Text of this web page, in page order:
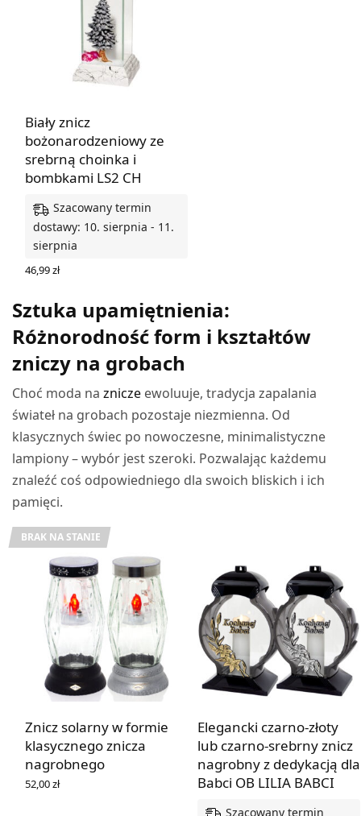
Biały znicz
bożonarodzeniowy ze
srebrną choinka i
bombkami LS2 CH
Szacowany termin
dostawy: 10. sierpnia - 11.
sierpnia
46,99zł
Sztuka upamiętnienia:
Różnorodność form i kształtów
zniczy na grobach
Choć moda naznicze ewoluuje, tradycja zapalania
świateł na grobach pozostaje niezmienna. Od
klasycznych świec po nowoczesne, minimalistyczne
lampiony – wybór jest szeroki. Pozwalając każdemu
znaleźć coś odpowiedniego dla swoich bliskich i ich
pamięci.
BRAK NA STANIE
Znicz solarny w formie
klasycznego znicza
nagrobnego
52,00zł
Elegancki czarno-złoty
lub czarno-srebrny znicz
nagrobny z dedykacją dla
Babci OB LILIA BABCI
Szacowany termin